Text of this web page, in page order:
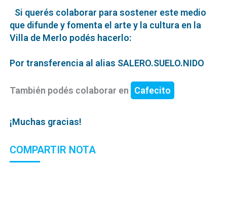
Si querés colaborar para sostener este medio
que difunde y fomenta el arte y la cultura en la
Villa de Merlo podés hacerlo:
Por transferencia al alias SALERO.SUELO.NIDO
También podés colaborar en Cafecito
¡Muchas gracias!
COMPARTIR NOTA